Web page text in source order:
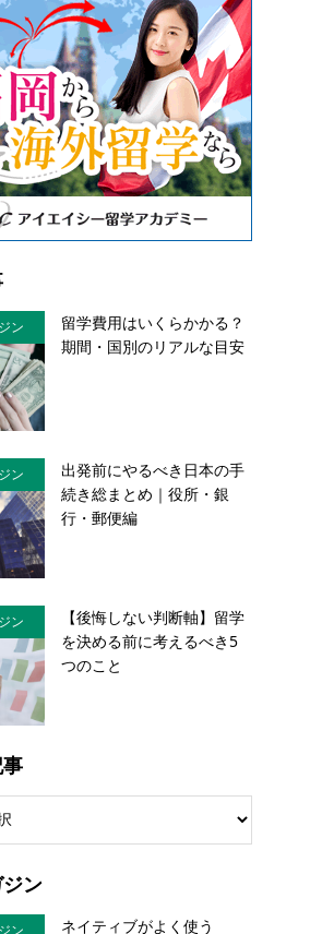
ン
留学費用はいくらかかる？
期間・国別のリアルな目安
ン
出発前にやるべき日本の手
続き総まとめ｜役所・銀
行・郵便編
ン
【後悔しない判断軸】留学
を決める前に考えるべき5
つのこと
ン
ン
ネイティブがよく使う